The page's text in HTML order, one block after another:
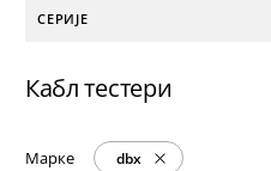
СЕРИЈЕ
Кабл тестери
Марке dbx